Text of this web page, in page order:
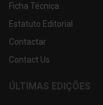
Ficha Técnica
Estatuto Editorial
Contactar
Contact Us
ÚLTIMAS EDIÇÕES